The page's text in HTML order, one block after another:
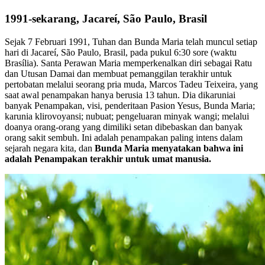
1991-sekarang, Jacareí, São Paulo, Brasil
Sejak 7 Februari 1991, Tuhan dan Bunda Maria telah muncul setiap
hari di Jacareí, São Paulo, Brasil, pada pukul 6:30 sore (waktu
Brasília). Santa Perawan Maria memperkenalkan diri sebagai Ratu
dan Utusan Damai dan membuat pemanggilan terakhir untuk
pertobatan melalui seorang pria muda, Marcos Tadeu Teixeira, yang
saat awal penampakan hanya berusia 13 tahun. Dia dikaruniai
banyak Penampakan, visi, penderitaan Pasion Yesus, Bunda Maria;
karunia klirovoyansi; nubuat; pengeluaran minyak wangi; melalui
doanya orang-orang yang dimiliki setan dibebaskan dan banyak
orang sakit sembuh. Ini adalah penampakan paling intens dalam
sejarah negara kita, dan Bunda Maria menyatakan bahwa ini
adalah Penampakan terakhir untuk umat manusia.